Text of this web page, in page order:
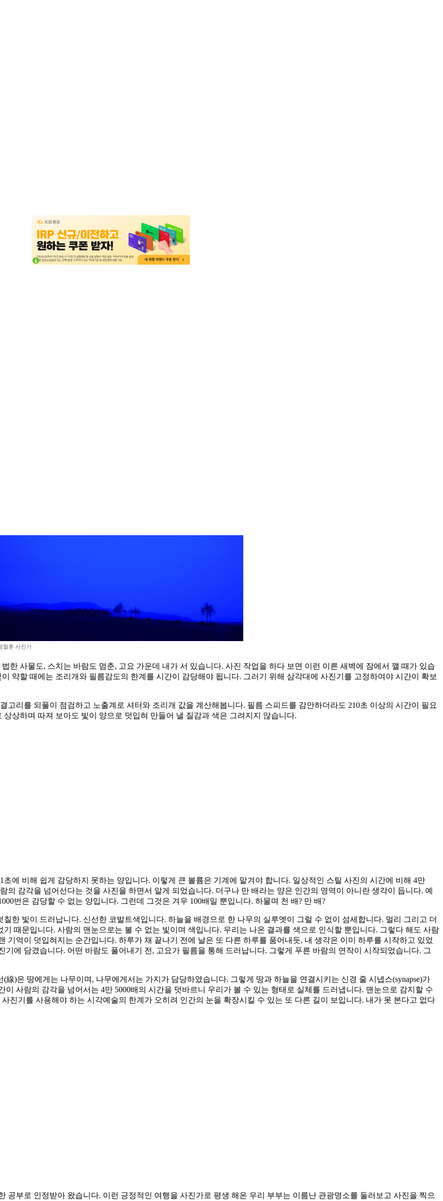
철훈 사진가
한 사물도, 스치는 바람도 멈춘, 고요 가운데 내가 서 있습니다. 사진 작업을 하다 보면 이런 이른 새벽에 잠에서 깰 때가 있습
약할 때에는 조리개와 필름감도의 한계를 시간이 감당해야 됩니다. 그러기 위해 삼각대에 사진기를 고정하여야 시간이 확보
고리를 되풀이 점검하고 노출계로 셔터와 조리개 값을 계산해봅니다. 필름 스피드를 감안하더라도 210초 이상의 시간이 필요
상하며 따져 보아도 빛이 양으로 덧입혀 만들어 낼 질감과 색은 그려지지 않습니다.
에 비해 쉽게 감당하지 못하는 양입니다. 이렇게 큰 볼륨은 기계에 맡겨야 합니다. 일상적인 스틸 사진의 시간에 비해 4만
의 감각을 넘어선다는 것을 사진을 하면서 알게 되었습니다. 더구나 만 배라는 양은 인간의 영역이 아니란 생각이 듭니다. 예
번은 감당할 수 없는 양입니다. 그런데 그것은 겨우 100배일 뿐입니다. 하물며 천 배? 만 배?
한 빛이 드러납니다. 신선한 코발트색입니다. 하늘을 배경으로 한 나무의 실루엣이 그럴 수 없이 섬세합니다. 멀리 그리고 더
때문입니다. 사람의 맨눈으로는 볼 수 없는 빛이며 색입니다. 우리는 나온 결과를 색으로 인식할 뿐입니다. 그렇다 해도 사람
기억이 덧입혀지는 순간입니다. 하루가 채 끝나기 전에 날은 또 다른 하루를 품어내듯, 내 생각은 이미 하루를 시작하고 있었
에 담겼습니다. 어떤 바람도 풀어내기 전, 고요가 필름을 통해 드러납니다. 그렇게 푸른 바람의 연작이 시작되었습니다. 그
)은 땅에게는 나무이며, 나무에게서는 가지가 담당하였습니다. 그렇게 땅과 하늘을 연결시키는 신경 줄 시냅스(synapse)가
사람의 감각을 넘어서는 4만 5000배의 시간을 덧바르니 우리가 볼 수 있는 형태로 실체를 드러냅니다. 맨눈으로 감지할 수
진기를 사용해야 하는 시각예술의 한계가 오히려 인간의 눈을 확장시킬 수 있는 또 다른 길이 보입니다. 내가 못 본다고 없다
공부로 인정받아 왔습니다. 이런 긍정적인 여행을 사진가로 평생 해온 우리 부부는 이름난 관광명소를 둘러보고 사진을 찍으